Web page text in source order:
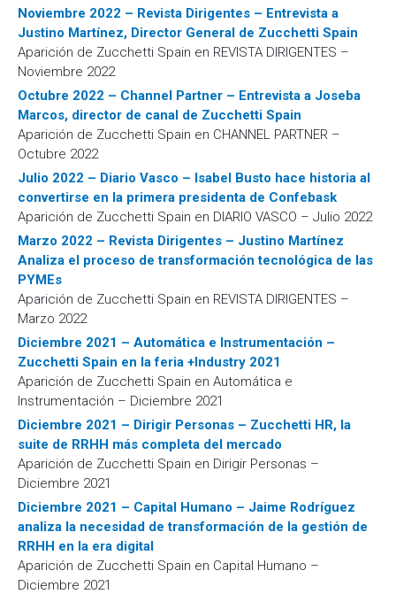
Noviembre 2022 – Revista Dirigentes – Entrevista a
Justino Martínez, Director General de Zucchetti Spain
Aparición de Zucchetti Spain en REVISTA DIRIGENTES –
Noviembre 2022
Octubre 2022 – Channel Partner – Entrevista a Joseba
Marcos, director de canal de Zucchetti Spain
Aparición de Zucchetti Spain en CHANNEL PARTNER –
Octubre 2022
Julio 2022 – Diario Vasco – Isabel Busto hace historia al
convertirse en la primera presidenta de Confebask
Aparición de Zucchetti Spain en DIARIO VASCO – Julio 2022
Marzo 2022 – Revista Dirigentes – Justino Martínez
Analiza el proceso de transformación tecnológica de las
PYMEs
Aparición de Zucchetti Spain en REVISTA DIRIGENTES –
Marzo 2022
Diciembre 2021 – Automática e Instrumentación –
Zucchetti Spain en la feria +Industry 2021
Aparición de Zucchetti Spain en Automática e
Instrumentación – Diciembre 2021
Diciembre 2021 – Dirigir Personas – Zucchetti HR, la
suite de RRHH más completa del mercado
Aparición de Zucchetti Spain en Dirigir Personas –
Diciembre 2021
Diciembre 2021 – Capital Humano – Jaime Rodríguez
analiza la necesidad de transformación de la gestión de
RRHH en la era digital
Aparición de Zucchetti Spain en Capital Humano –
Diciembre 2021